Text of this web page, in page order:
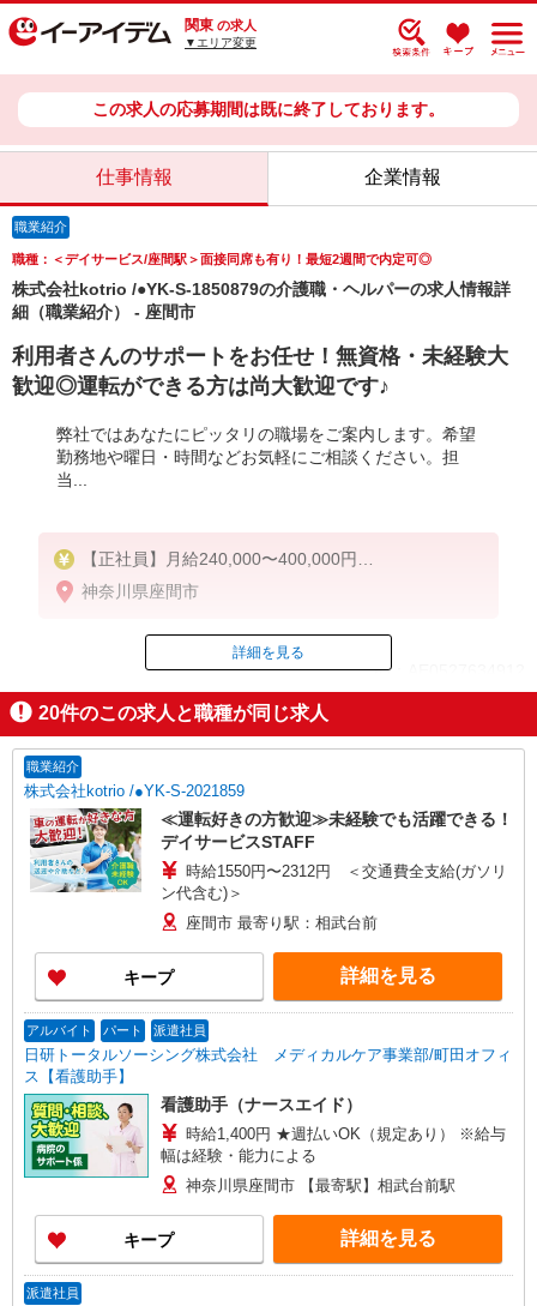
関東 の求人
▼エリア変更
この求人の応募期間は既に終了しております。
仕事情報 企業情報
職業紹介
職種：＜デイサービス/座間駅＞面接同席も有り！最短2週間で内定可◎
株式会社kotrio /●YK-S-1850879の介護職・ヘルパーの求人情報詳
細（職業紹介） - 座間市
利用者さんのサポートをお任せ！無資格・未経験大
歓迎◎運転ができる方は尚大歓迎です♪
弊社ではあなたにピッタリの職場をご案内します。希望
勤務地や曜日・時間などお気軽にご相談ください。担
当...
【正社員】月給240,000〜400,000円
・基本給：200,000円〜220,000円
・資格手当：10,000〜30,000円
・処遇改善手当：20,000〜60,000円（勤続年数、保
有資格により変動）
・固定残業手当：20,000円（10時間）
※固定残業時間を超過する場合には超過勤務手当と
して別途支給
・夜勤手当：10,000円/1回（上記給与とは別に支給
）
下記資格をお持ちの方歓迎
・認知症介護基礎研修
・初任者研修
・実務者研修
・介護福祉士 など
神奈川県座間市
ID：AE0527634912
掲載期間終了
詳細を見る
20件のこの求人と職種が同じ求人
職業紹介
株式会社kotrio /●YK-S-2021859
≪運転好きの方歓迎≫未経験でも活躍できる！
デイサービスSTAFF
時給1550円〜2312円 ＜交通費全支給(ガソリ
ン代含む)＞
座間市 最寄り駅：相武台前
キープ 詳細を見る
アルバイト パート 派遣社員
日研トータルソーシング株式会社 メディカルケア事業部/町田オフィ
ス【看護助手】
看護助手（ナースエイド）
時給1,400円 ★週払いOK（規定あり） ※給与
幅は経験・能力による
神奈川県座間市 【最寄駅】相武台前駅
キープ 詳細を見る
派遣社員